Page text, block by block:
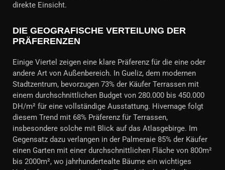
direkte Einsicht.
DIE GEOGRAFISCHE VERTEILUNG DER
PRÄFERENZEN
Einige Viertel zeigen eine klare Präferenz für die eine oder
andere Art von Außenbereich. In Gueliz, dem modernen
Stadtzentrum, bevorzugen 73% der Käufer Terrassen mit
einem durchschnittlichen Budget von 280.000 bis 450.000
DH/m² für eine vollständige Ausstattung. Hivernage folgt
diesem Trend mit 68% Präferenz für Terrassen,
insbesondere solche mit Blick auf das Atlasgebirge. Im
Gegensatz dazu verlangen in der Palmeraie 85% der Käufer
einen Garten mit einer durchschnittlichen Fläche von 800m²
bis 2000m², wo jahrhundertealte Bäume ein wichtiges